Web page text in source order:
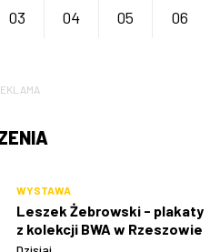
03 04 05 06
WYSTAWA
Leszek Żebrowski - plakaty
z kolekcji BWA w Rzeszowie